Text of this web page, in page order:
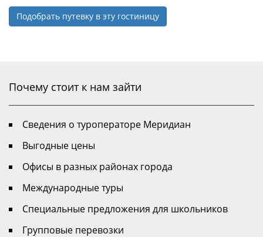
Подобрать путевку в эту гостиницу
Почему стоит к нам зайти
Сведения о туроператоре Меридиан
Выгодные цены
Офисы в разных районах города
Международные туры
Специальные предложения для школьников
Групповые перевозки